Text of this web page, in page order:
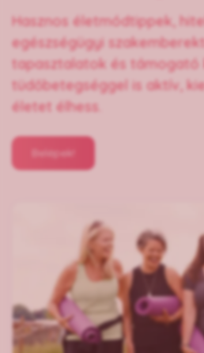
Hasznos életmódtippek,
egészségügyi
tapasztalatok és támogató
tüdőbetegséggel is aktív,
életet élhess.
Belépek!